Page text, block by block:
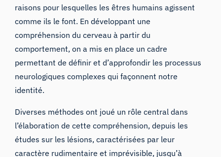
raisons pour lesquelles les êtres humains agissent
comme ils le font. En développant une
compréhension du cerveau à partir du
comportement, on a mis en place un cadre
permettant de définir et d’approfondir les processus
neurologiques complexes qui façonnent notre
identité.
Diverses méthodes ont joué un rôle central dans
l’élaboration de cette compréhension, depuis les
études sur les lésions, caractérisées par leur
caractère rudimentaire et imprévisible, jusqu’à